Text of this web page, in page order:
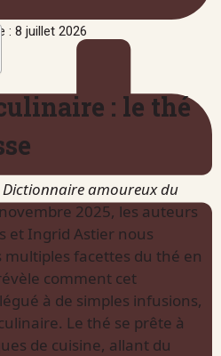
: 8 juillet 2026
: le thé
Dictionnaire amoureux du
2025, les auteurs
et Ingrid Astier nous
facettes du thé en
comment cet
à de simples infusions,
Le thé se prête à
de cuisine, allant du